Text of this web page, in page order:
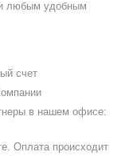
любым удобным
счет
в нашем офисе:
Оплата происходит